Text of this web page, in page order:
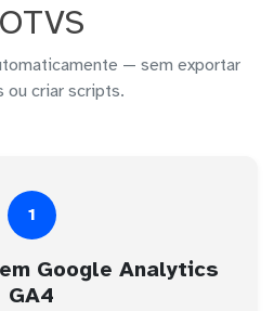
— sem exportar
ou criar scripts.
1
Google Analytics
GA4